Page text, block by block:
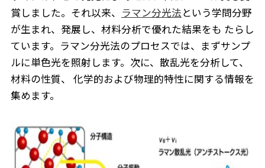
賞しました。それ以来、 ラマン分光法という学問分野
が生まれ、発展し、材料分析で優れた結果をも たらし
ています。ラマン分光法のプロセスでは、まずサンプ
ルに単色光を照射します。次に、散乱光を分析して、
材料の性質、 化学的および物理的特性に関する情報を
集めます。